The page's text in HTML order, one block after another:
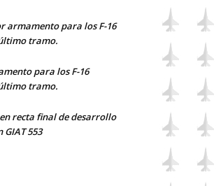
armamento para los F-16
tramo.
para los F-16
tramo.
recta final de desarrollo
553